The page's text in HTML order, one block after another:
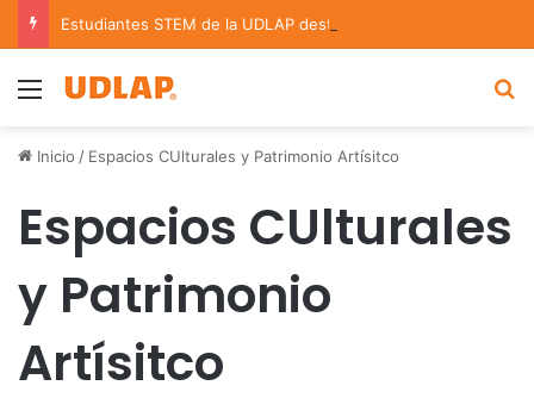
Menu
Inicio / Espacios CUlturales y Patrimonio Artísitco
Espacios CUlturales
y Patrimonio
Artísitco